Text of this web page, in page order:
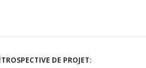
DE PROJET: